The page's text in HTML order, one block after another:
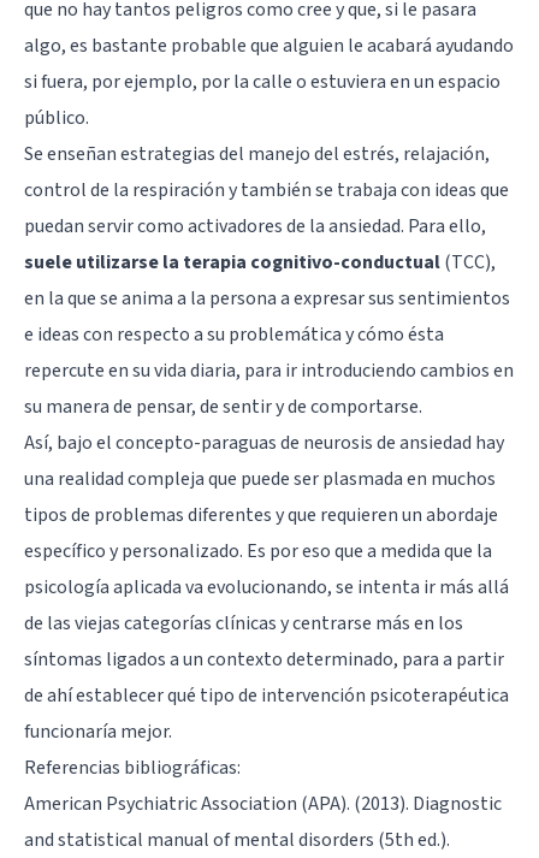
que no hay tantos peligros como cree y que, si le pasara
algo, es bastante probable que alguien le acabará ayudando
si fuera, por ejemplo, por la calle o estuviera en un espacio
público.
Se enseñan estrategias del manejo del estrés, relajación,
control de la respiración y también se trabaja con ideas que
puedan servir como activadores de la ansiedad. Para ello,
suele utilizarse la terapia cognitivo-conductual(TCC),
en la que se anima a la persona a expresar sus sentimientos
e ideas con respecto a su problemática y cómo ésta
repercute en su vida diaria, para ir introduciendo cambios en
su manera de pensar, de sentir y de comportarse.
Así, bajo el concepto-paraguas de neurosis de ansiedad hay
una realidad compleja que puede ser plasmada en muchos
tipos de problemas diferentes y que requieren un abordaje
específico y personalizado. Es por eso que a medida que la
psicología aplicada va evolucionando, se intenta ir más allá
de las viejas categorías clínicas y centrarse más en los
síntomas ligados a un contexto determinado, para a partir
de ahí establecer qué tipo de intervención psicoterapéutica
funcionaría mejor.
Referencias bibliográficas:
American Psychiatric Association (APA). (2013). Diagnostic
and statistical manual of mental disorders (5th ed.).